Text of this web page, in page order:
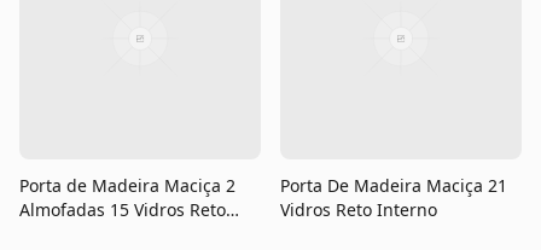
Porta de Madeira Maciça 2
Almofadas 15 Vidros Reto
Porta De Madeira Maciça 21
Vidros Reto Interno